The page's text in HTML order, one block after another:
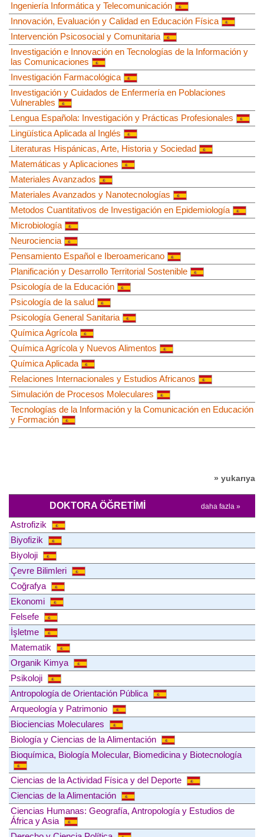
Ingeniería Informática y Telecomunicación
Innovación, Evaluación y Calidad en Educación Física
Intervención Psicosocial y Comunitaria
Investigación e Innovación en Tecnologías de la Información y
las Comunicaciones
Investigación Farmacológica
Investigación y Cuidados de Enfermería en Poblaciones
Vulnerables
Lengua Española: Investigación y Prácticas Profesionales
Lingüística Aplicada al Inglés
Literaturas Hispánicas, Arte, Historia y Sociedad
Matemáticas y Aplicaciones
Materiales Avanzados
Materiales Avanzados y Nanotecnologías
Metodos Cuantitativos de Investigación en Epidemiología
Microbiología
Neurociencia
Pensamiento Español e Iberoamericano
Planificación y Desarrollo Territorial Sostenible
Psicología de la Educación
Psicología de la salud
Psicología General Sanitaria
Química Agrícola
Química Agrícola y Nuevos Alimentos
Química Aplicada
Relaciones Internacionales y Estudios Africanos
Simulación de Procesos Moleculares
Tecnologías de la Información y la Comunicación en Educación
y Formación
» yukarıya
DOKTORA ÖĞRETIMI daha fazla »
Astrofizik
Biyofizik
Biyoloji
Çevre Bilimleri
Coğrafya
Ekonomi
Felsefe
İşletme
Matematik
Organik Kimya
Psikoloji
Antropología de Orientación Pública
Arqueología y Patrimonio
Biociencias Moleculares
Biología y Ciencias de la Alimentación
Bioquímica, Biología Molecular, Biomedicina y Biotecnología
Ciencias de la Actividad Física y del Deporte
Ciencias de la Alimentación
Ciencias Humanas: Geografía, Antropología y Estudios de
África y Asia